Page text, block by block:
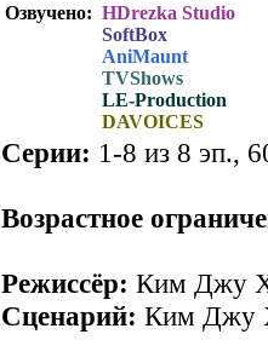
Озвучено: HDrezka Studio
SoftBox
AniMaunt
TVShows
LE-Production
DAVOICES
Серии: 1-8 из 8 эп.,
Возрастное
Режиссёр: Ким Джу
Сценарий: Ким Джу